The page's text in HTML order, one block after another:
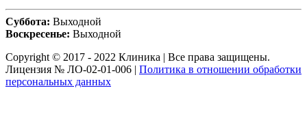
Суббота: Выходной
Воскресенье: Выходной
Copyright © 2017 - 2022 Клиника | Все права защищены.
Лицензия № ЛО-02-01-006 | Политика в отношении обработки
персональных данных